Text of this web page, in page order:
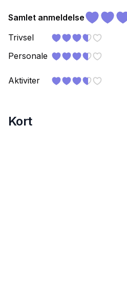
Samlet anmeldelse
Trivsel
Personale
Aktiviter
Kort